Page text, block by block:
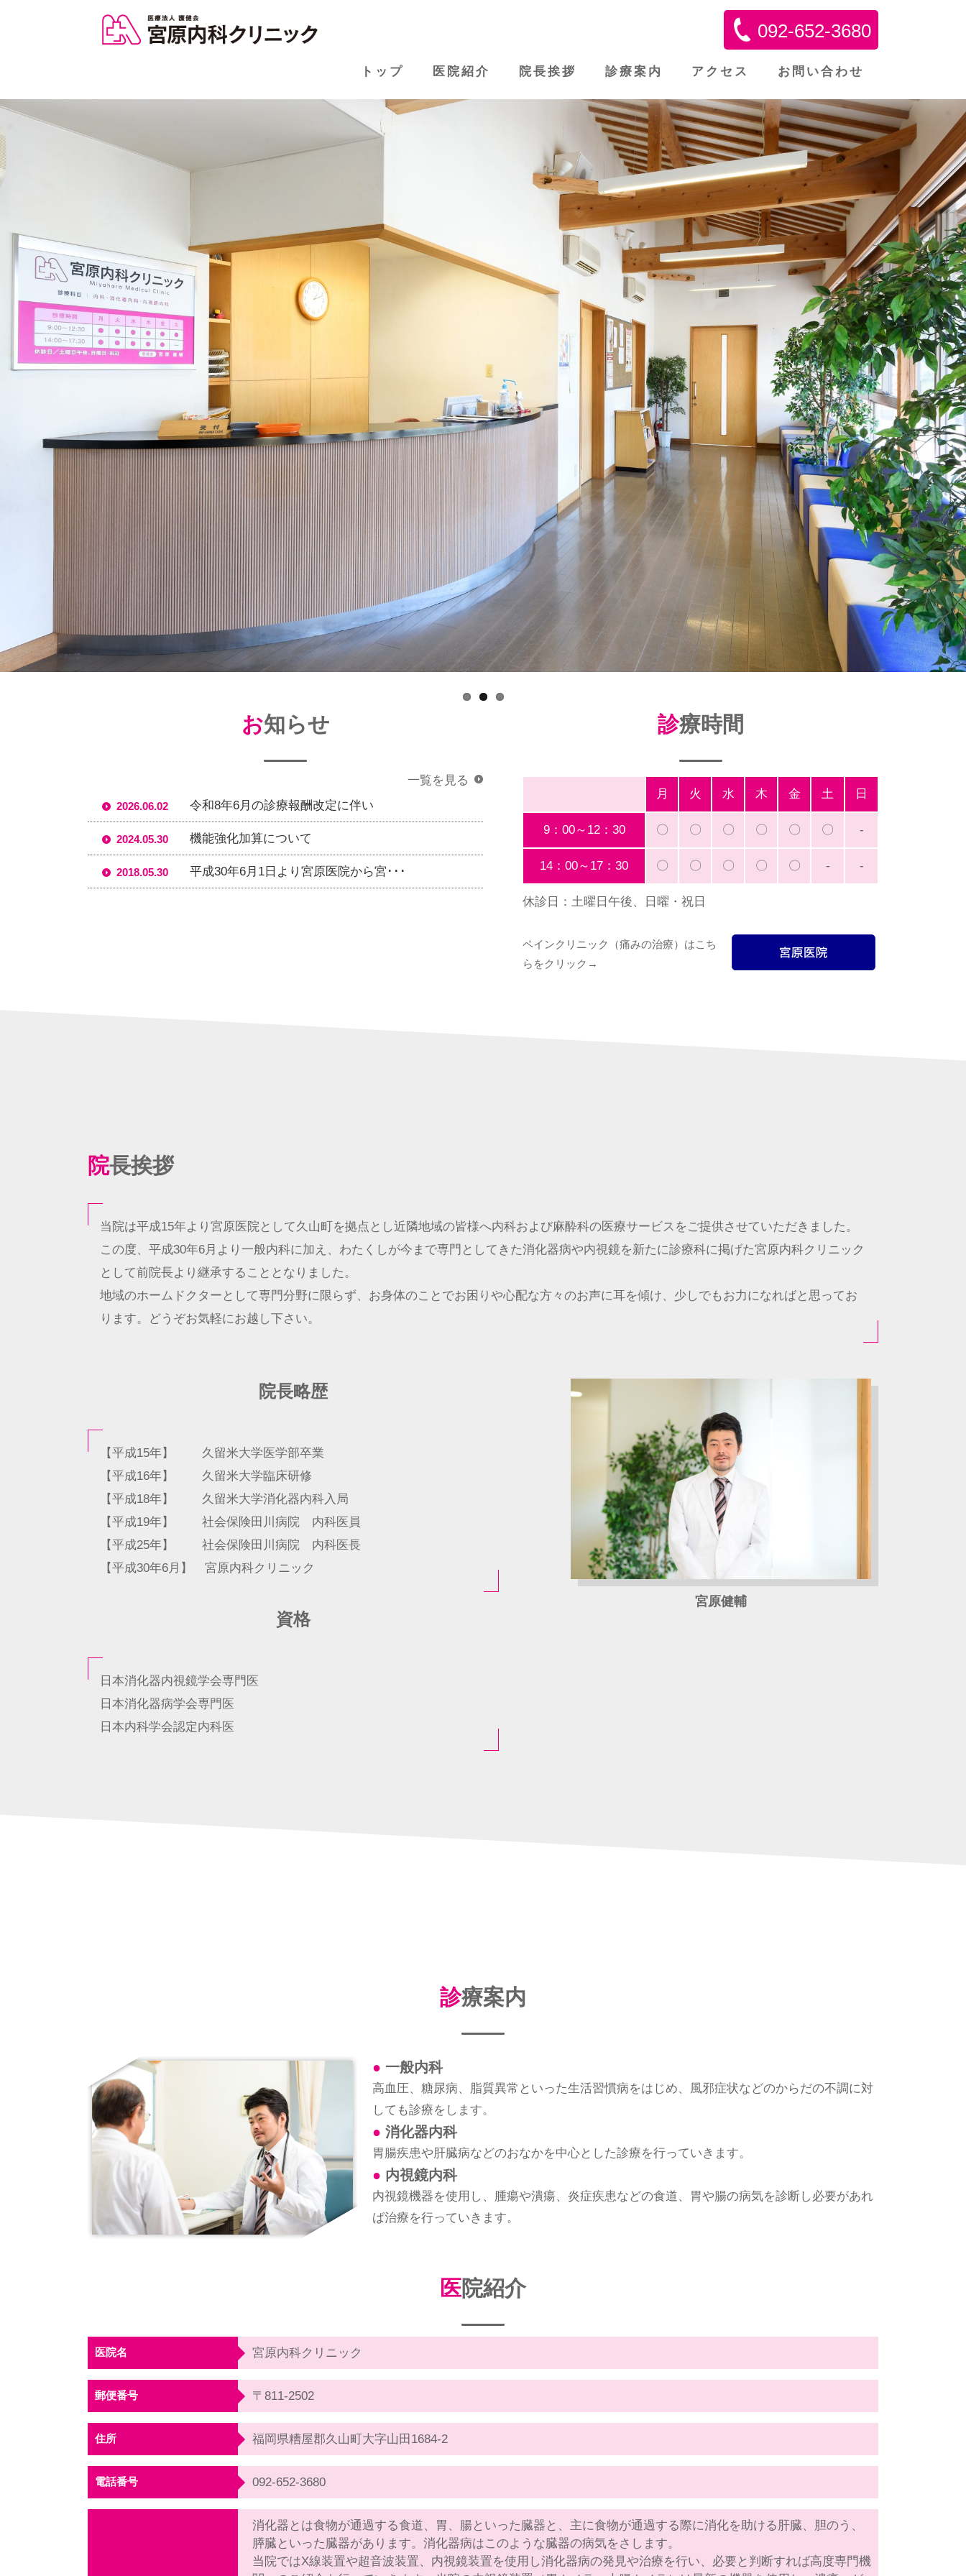
092-652-3680
トップ 医院紹介 院長挨拶 診療案内 アクセス お問い合わせ
お知らせ
一覧を見る
2026.06.02 令和8年6月の診療報酬改定に伴い
2024.05.30 機能強化加算について
2018.05.30 平成30年6月1日より宮原医院から宮･･･
診療時間
月 火 水 木 金 土 日
9：00～12：30 〇 〇 〇 〇 〇 〇 -
14：00～17：30 〇 〇 〇 〇 〇 - -
休診日：土曜日午後、日曜・祝日
ペインクリニック（痛みの治療）はこち
らをクリック
院長挨拶
当院は平成15年より宮原医院として久山町を拠点とし近隣地域の皆様へ内科および麻酔科の医療サービスをご提供させていただきました。
この度、平成30年6月より一般内科に加え、わたくしが今まで専門としてきた消化器病や内視鏡を新たに診療科に掲げた宮原内科クリニック
として前院長より継承することとなりました。
地域のホームドクターとして専門分野に限らず、お身体のことでお困りや心配な方々のお声に耳を傾け、少しでもお力になればと思ってお
ります。どうぞお気軽にお越し下さい。
院長略歴
【平成15年】 久留米大学医学部卒業
【平成16年】 久留米大学臨床研修
【平成18年】 久留米大学消化器内科入局
【平成19年】 社会保険田川病院 内科医員
【平成25年】 社会保険田川病院 内科医長
【平成30年6月】 宮原内科クリニック
資格
日本消化器内視鏡学会専門医
日本消化器病学会専門医
日本内科学会認定内科医
宮原健輔
診療案内
一般内科
高血圧、糖尿病、脂質異常といった生活習慣病をはじめ、風邪症状などのからだの不調に対
しても診療をします。
消化器内科
胃腸疾患や肝臓病などのおなかを中心とした診療を行っていきます。
内視鏡内科
内視鏡機器を使用し、腫瘍や潰瘍、炎症疾患などの食道、胃や腸の病気を診断し必要があれ
ば治療を行っていきます。
医院紹介
医院名 宮原内科クリニック
郵便番号 〒811-2502
住所 福岡県糟屋郡久山町大字山田1684-2
電話番号 092-652-3680
消化器とは食物が通過する食道、胃、腸といった臓器と、主に食物が通過する際に消化を助ける肝臓、胆のう、
膵臓といった臓器があります。消化器病はこのような臓器の病気をさします。
当院ではX線装置や超音波装置、内視鏡装置を使用し消化器病の発見や治療を行い、必要と判断すれば高度専門機